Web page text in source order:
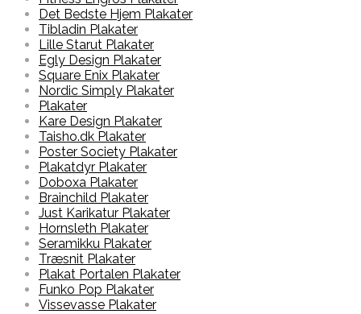
Det Bedste Hjem Plakater
Tibladin Plakater
Lille Starut Plakater
Egly Design Plakater
Square Enix Plakater
Nordic Simply Plakater
Plakater
Kare Design Plakater
Taisho.dk Plakater
Poster Society Plakater
Plakatdyr Plakater
Doboxa Plakater
Brainchild Plakater
Just Karikatur Plakater
Hornsleth Plakater
Seramikku Plakater
Træsnit Plakater
Plakat Portalen Plakater
Funko Pop Plakater
Vissevasse Plakater